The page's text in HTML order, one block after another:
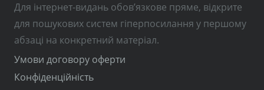
Для інтернет-видань обов’язкове пряме, відкрите
для пошукових систем гіперпосилання у першому
абзаці на конкретний матеріал.
Умови договору оферти
Конфіденційність